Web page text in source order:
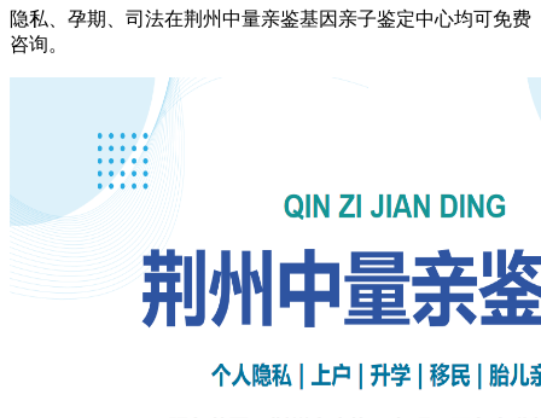
隐私、孕期、司法在荆州中量亲鉴基因亲子鉴定中心均可免费
咨询。